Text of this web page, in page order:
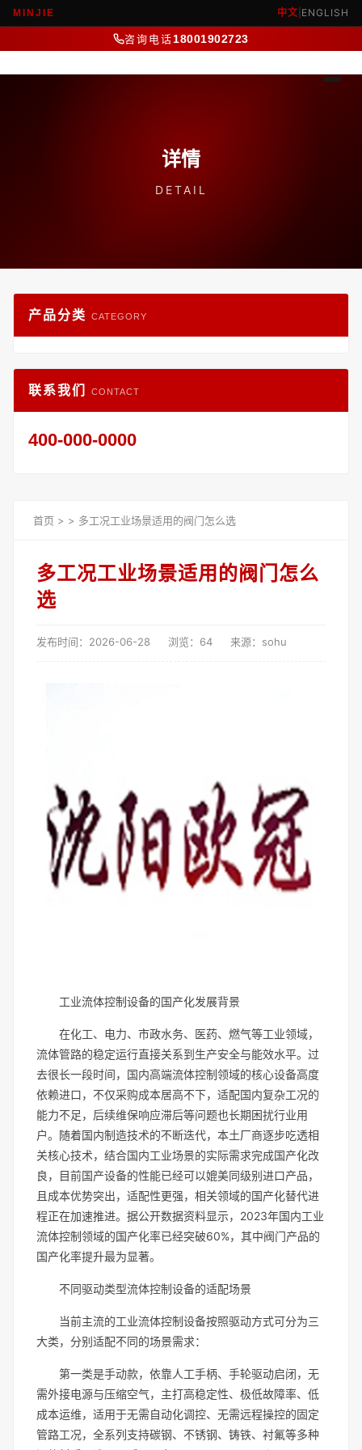
MINJIE 中文 ENGLISH
咨询电话18001902723
详情
DETAIL
产品分类 CATEGORY
联系我们 CONTACT
400-000-0000
首页 > > 多工况工业场景适用的阀门怎么选
多工况工业场景适用的阀门怎么
选
发布时间：2026-06-28 浏览：64 来源：sohu
工业流体控制设备的国产化发展背景
在化工、电力、市政水务、医药、燃气等工业领域，
流体管路的稳定运行直接关系到生产安全与能效水平。过
去很长一段时间，国内高端流体控制领域的核心设备高度
依赖进口，不仅采购成本居高不下，适配国内复杂工况的
能力不足，后续维保响应滞后等问题也长期困扰行业用
户。随着国内制造技术的不断迭代，本土厂商逐步吃透相
关核心技术，结合国内工业场景的实际需求完成国产化改
良，目前国产设备的性能已经可以媲美同级别进口产品，
且成本优势突出，适配性更强，相关领域的国产化替代进
程正在加速推进。据公开数据资料显示，2023年国内工业
流体控制领域的国产化率已经突破60%，其中阀门产品的
国产化率提升最为显著。
不同驱动类型流体控制设备的适配场景
当前主流的工业流体控制设备按照驱动方式可分为三
大类，分别适配不同的场景需求：
第一类是手动款，依靠人工手柄、手轮驱动启闭，无
需外接电源与压缩空气，主打高稳定性、极低故障率、低
成本运维，适用于无需自动化调控、无需远程操控的固定
管路工况，全系列支持碳钢、不锈钢、铸铁、衬氟等多种